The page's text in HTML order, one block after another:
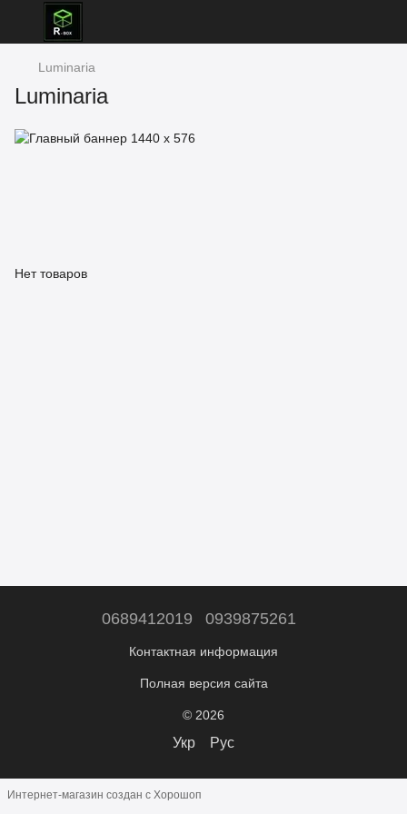
Luminaria
Luminaria
Нет товаров
0689412019 0939875261
Контактная информация
Полная версия сайта
© 2026
Укр Рус
Интернет-магазин создан с Хорошоп